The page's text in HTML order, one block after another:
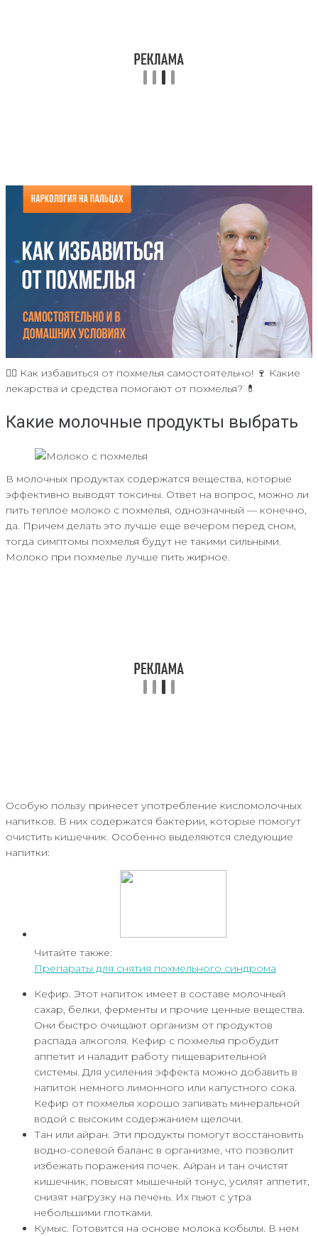
👨‍⚕️ Как избавиться от похмелья самостоятельно! 🍷 Какие
лекарства и средства помогают от похмелья? 💊
Какие молочные продукты выбрать
В молочных продуктах содержатся вещества, которые
эффективно выводят токсины. Ответ на вопрос, можно ли
пить теплое молоко с похмелья, однозначный — конечно,
да. Причем делать это лучше еще вечером перед сном,
тогда симптомы похмелья будут не такими сильными.
Молоко при похмелье лучше пить жирное.
Особую пользу принесет употребление кисломолочных
напитков. В них содержатся бактерии, которые помогут
очистить кишечник. Особенно выделяются следующие
напитки:
Читайте также:
Препараты для снятия похмельного синдрома
Кефир. Этот напиток имеет в составе молочный
сахар, белки, ферменты и прочие ценные вещества.
Они быстро очищают организм от продуктов
распада алкоголя. Кефир с похмелья пробудит
аппетит и наладит работу пищеварительной
системы. Для усиления эффекта можно добавить в
напиток немного лимонного или капустного сока.
Кефир от похмелья хорошо запивать минеральной
водой с высоким содержанием щелочи.
Тан или айран. Эти продукты помогут восстановить
водно-солевой баланс в организме, что позволит
избежать поражения почек. Айран и тан очистят
кишечник, повысят мышечный тонус, усилят аппетит,
снизят нагрузку на печень. Их пьют с утра
небольшими глотками.
Кумыс. Готовится на основе молока кобылы. В нем